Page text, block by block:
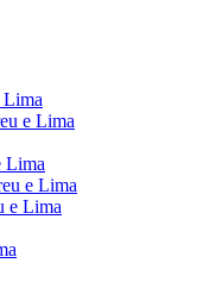
Lima
e Lima
Lima
e Lima
e Lima